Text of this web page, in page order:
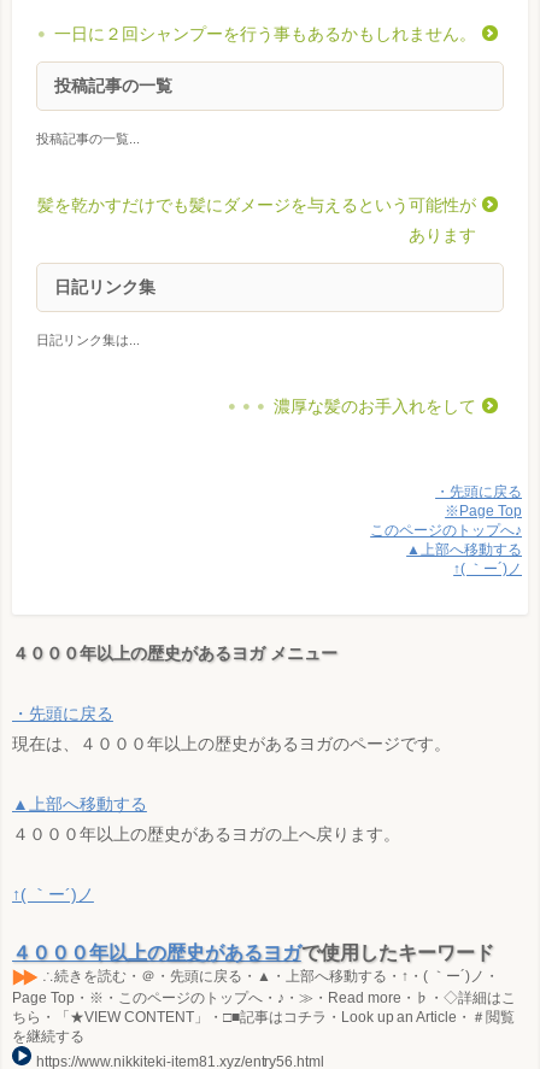
一日に２回シャンプーを行う事もあるかもしれません。
投稿記事の一覧
投稿記事の一覧...
髪を乾かすだけでも髪にダメージを与えるという可能性が
あります
日記リンク集
日記リンク集は...
濃厚な髪のお手入れをして
・先頭に戻る
※Page Top
このページのトップへ♪
▲上部へ移動する
↑( ｀ー´)ノ
４０００年以上の歴史があるヨガ メニュー
・先頭に戻る
現在は、４０００年以上の歴史があるヨガのページです。
▲上部へ移動する
４０００年以上の歴史があるヨガの上へ戻ります。
↑( ｀ー´)ノ
４０００年以上の歴史があるヨガで使用したキーワード
∴続きを読む・＠・先頭に戻る・▲・上部へ移動する・↑・( ｀ー´)ノ・
Page Top・※・このページのトップへ・♪・≫・Read more・♭・◇詳細はこ
ちら・「★VIEW CONTENT」・□■記事はコチラ・Look up an Article・＃閲覧
を継続する
https://www.nikkiteki-item81.xyz/entry56.html